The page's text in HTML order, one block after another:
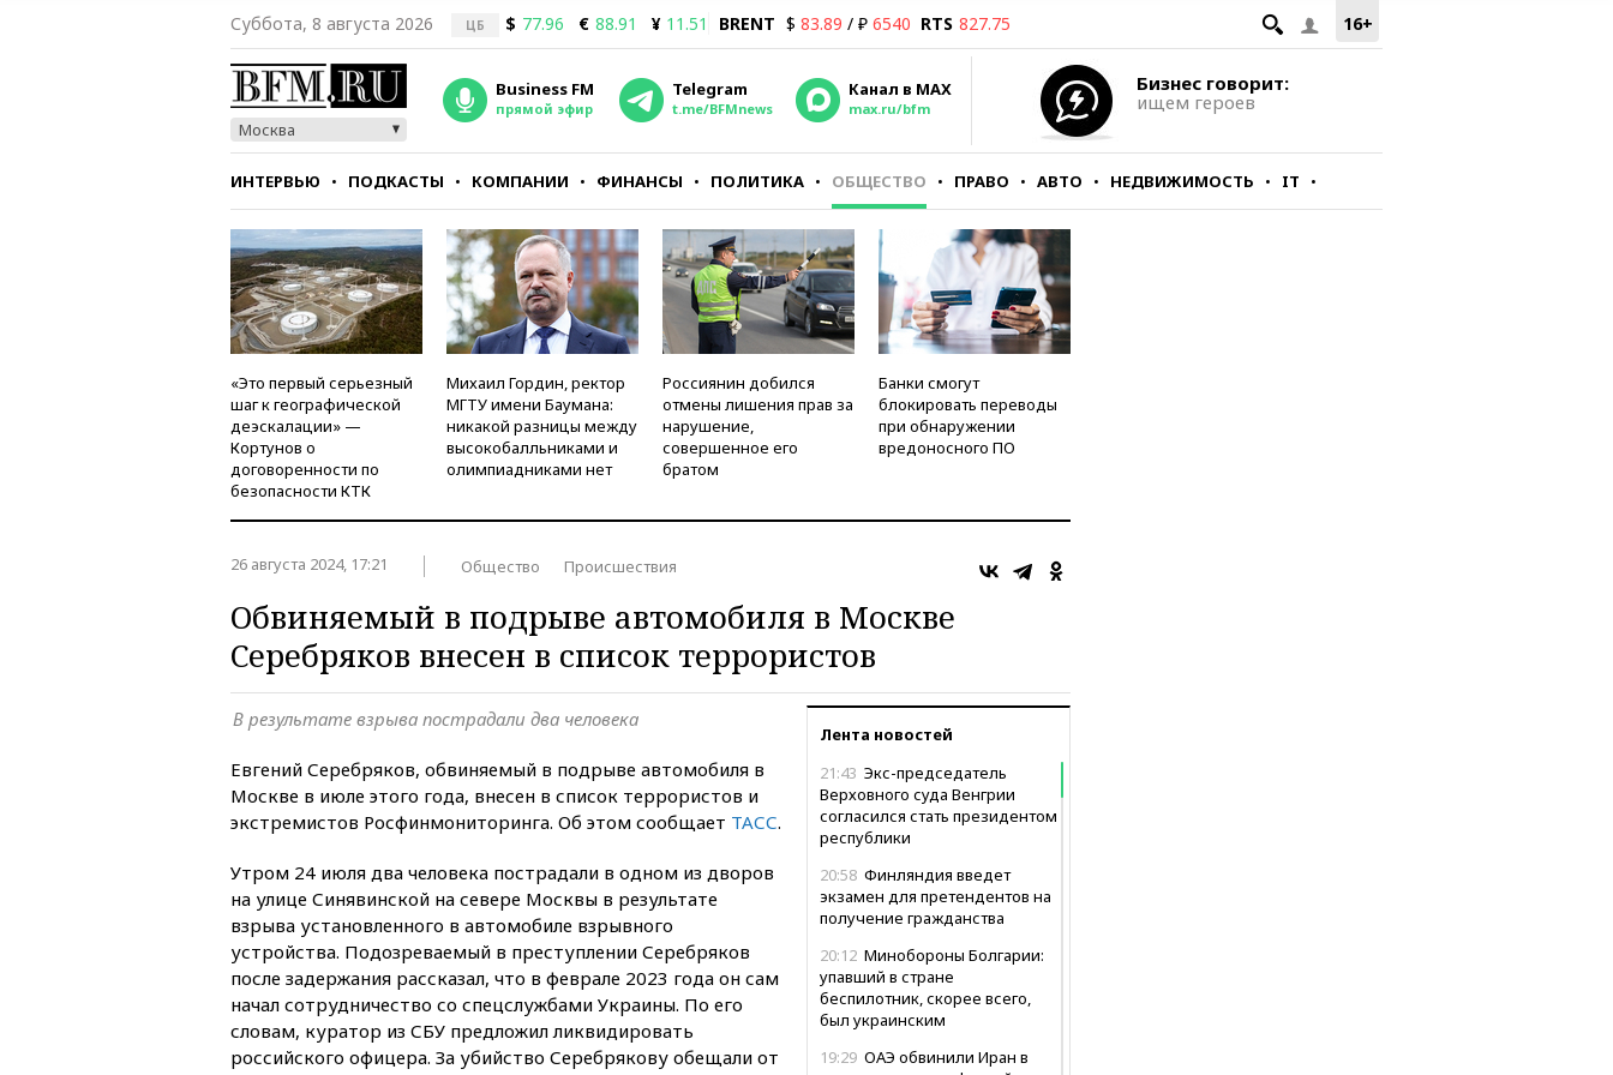
16+
Суббота, 8 августа 2026 ЦБ $ 77.96 € 88.91 ¥ 11.51 BRENT $ 83.89 / ₽ 6540 RTS 827.75
Москва
Business FM
прямой эфир
Telegram
t.me/BFMnews
Канал в MAX
max.ru/bfm
Бизнес говорит:
ищем героев
ИНТЕРВЬЮ ПОДКАСТЫ КОМПАНИИ ФИНАНСЫ ПОЛИТИКА ОБЩЕСТВО ПРАВО АВТО НЕДВИЖИМОСТЬ IT
СТИЛЬ ТЕСТЫ
«Это первый серьезный
шаг к географической
деэскалации» —
Кортунов о
договоренности по
безопасности КТК
Михаил Гордин, ректор
МГТУ имени Баумана:
никакой разницы между
высокобалльниками и
олимпиадниками нет
Россиянин добился
отмены лишения прав за
нарушение,
совершенное его
братом
Банки смогут
блокировать переводы
при обнаружении
вредоносного ПО
26 августа 2024, 17:21 Общество Происшествия
Обвиняемый в подрыве автомобиля в Москве
Серебряков внесен в список террористов
Лента новостей
21:43 Экс-председатель
Верховного суда Венгрии
согласился стать президентом
республики
20:58 Финляндия введет
экзамен для претендентов на
получение гражданства
20:12 Минобороны Болгарии:
упавший в стране
беспилотник, скорее всего,
был украинским
19:29 ОАЭ обвинили Иран в
В результате взрыва пострадали два человека
Евгений Серебряков, обвиняемый в подрыве автомобиля в
Москве в июле этого года, внесен в список террористов и
экстремистов Росфинмониторинга. Об этом сообщает ТАСС.
Утром 24 июля два человека пострадали в одном из дворов
на улице Синявинской на севере Москвы в результате
взрыва установленного в автомобиле взрывного
устройства. Подозреваемый в преступлении Серебряков
после задержания рассказал, что в феврале 2023 года он сам
начал сотрудничество со спецслужбами Украины. По его
словам, куратор из СБУ предложил ликвидировать
российского офицера. За убийство Серебрякову обещали от